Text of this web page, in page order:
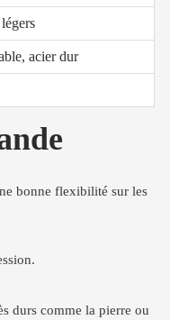
acier dur
bonne flexibilité sur les
durs comme la pierre ou